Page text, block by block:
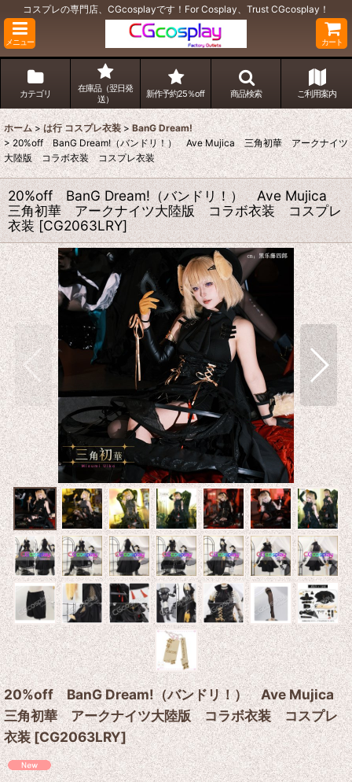
コスプレの専門店、CGcosplayです！For Cosplay、Trust CGcosplay！
メニュー カート
カテゴリ
在庫品（翌日発
送）
新作予約25％off 商品検索 ご利用案内
ホーム > は行 コスプレ衣装 > BanG Dream!
> 20%off BanG Dream!（バンドリ！） Ave Mujica 三角初華 アークナイツ
大陸版 コラボ衣装 コスプレ衣装
20%off BanG Dream!（バンドリ！） Ave Mujica
三角初華 アークナイツ大陸版 コラボ衣装 コスプレ
衣装 [CG2063LRY]
20%off BanG Dream!（バンドリ！） Ave Mujica
三角初華 アークナイツ大陸版 コラボ衣装 コスプレ
衣装 [CG2063LRY]